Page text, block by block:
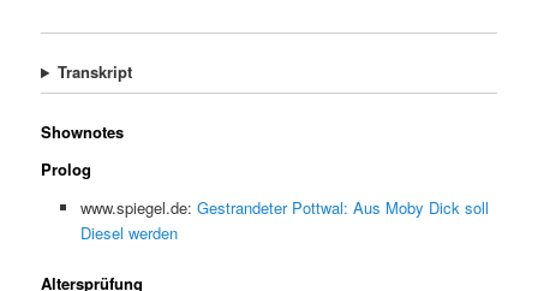
Transkript
Shownotes
Prolog
www.spiegel.de: Gestrandeter Pottwal: Aus Moby Dick soll
Diesel werden
Altersprüfung